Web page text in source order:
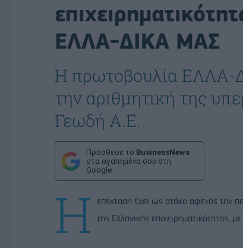
ΕΛΛΑ-ΔΙΚΑ ΜΑΣ
Η πρωτοβουλία ΕΛΛΑ-
την αριθμητική της
Γεωδή Α.Ε.
Πρόσθεσε το BusinessNews
στα αγαπημένα σου στη
Google
Η
επέκταση έχει ως στόχο αφενός την
της Ελληνικής επιχειρηματικότητας,